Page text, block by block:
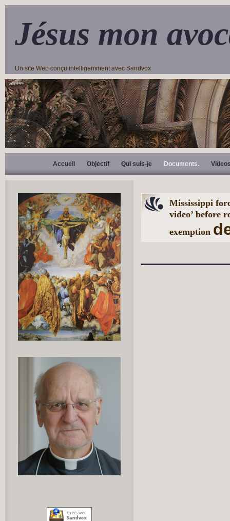
Jésus mon
Un site Web conçu intelligemment avec Sandvox
Accueil Objectif Qui suis-je Documents.
Mississippi
video’ before
exemption